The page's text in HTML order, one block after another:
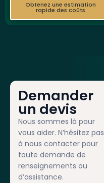
Obtenez une estimation
rapide des coûts
Demander
un devis
Nous sommes là pour
vous aider. N’hésitez pas
à nous contacter pour
toute demande de
renseignements ou
d’assistance.